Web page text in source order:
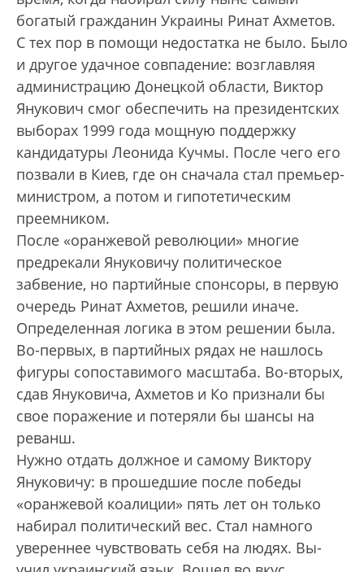
богатый гражданин Украины Ринат Ахметов.
С тех пор в помощи недостатка не было. Было
и другое удачное совпадение: возглавляя
администрацию Донецкой области, Виктор
Янукович смог обеспечить на президентских
выборах 1999 года мощную поддержку
кандидатуры Леонида Кучмы. После чего его
позвали в Киев, где он сначала стал премьер-
министром, а потом и гипотетическим
преемником.
После «оранжевой революции» многие
предрекали Януковичу политическое
забвение, но партийные спонсоры, в первую
очередь Ринат Ахметов, решили иначе.
Определенная логика в этом решении была.
Во-первых, в партийных рядах не нашлось
фигуры сопоставимого масштаба. Во-вторых,
сдав Януковича, Ахметов и Ко признали бы
свое поражение и потеряли бы шансы на
реванш.
Нужно отдать должное и самому Виктору
Януковичу: в прошедшие после победы
«оранжевой коалиции» пять лет он только
набирал политический вес. Стал намного
увереннее чувствовать себя на людях. Вы­